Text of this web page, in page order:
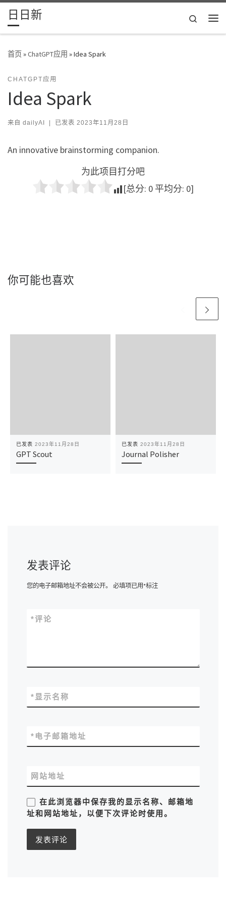
Skip to content
日日新
Search
首页»ChatGPT应用 »Idea Spark
CHATGPT应用
Idea Spark
来自 dailyAI | 已发表 2023年11月28日
An innovative brainstorming companion.
为此项目打分吧
[总分: 0 平均分: 0]
你可能也喜欢
已发表 2023年11月28日
GPT Scout
已发表 2023年11月28日
Journal Polisher
发表评论
您的电子邮箱地址不会被公开。 必填项已用*标注
评论
*
显示名称
*
电子邮箱地址
*
网站地址
在此浏览器中保存我的显示名称、邮箱地
址和网站地址，以便下次评论时使用。